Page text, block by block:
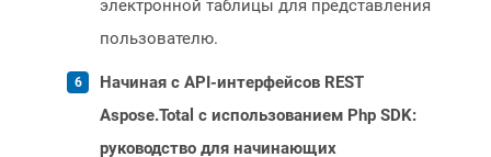
электронной таблицы для представления
пользователю.
Начиная с API-интерфейсов REST
Aspose.Total с использованием Php SDK:
руководство для начинающих